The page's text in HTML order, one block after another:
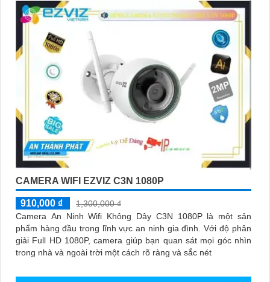
CAMERA WIFI EZVIZ C3N 1080P
910,000 ₫
1,300,000 ₫
Camera An Ninh Wifi Không Dây C3N 1080P là một sản
phẩm hàng đầu trong lĩnh vực an ninh gia đình. Với độ phân
giải Full HD 1080P, camera giúp bạn quan sát mọi góc nhìn
trong nhà và ngoài trời một cách rõ ràng và sắc nét